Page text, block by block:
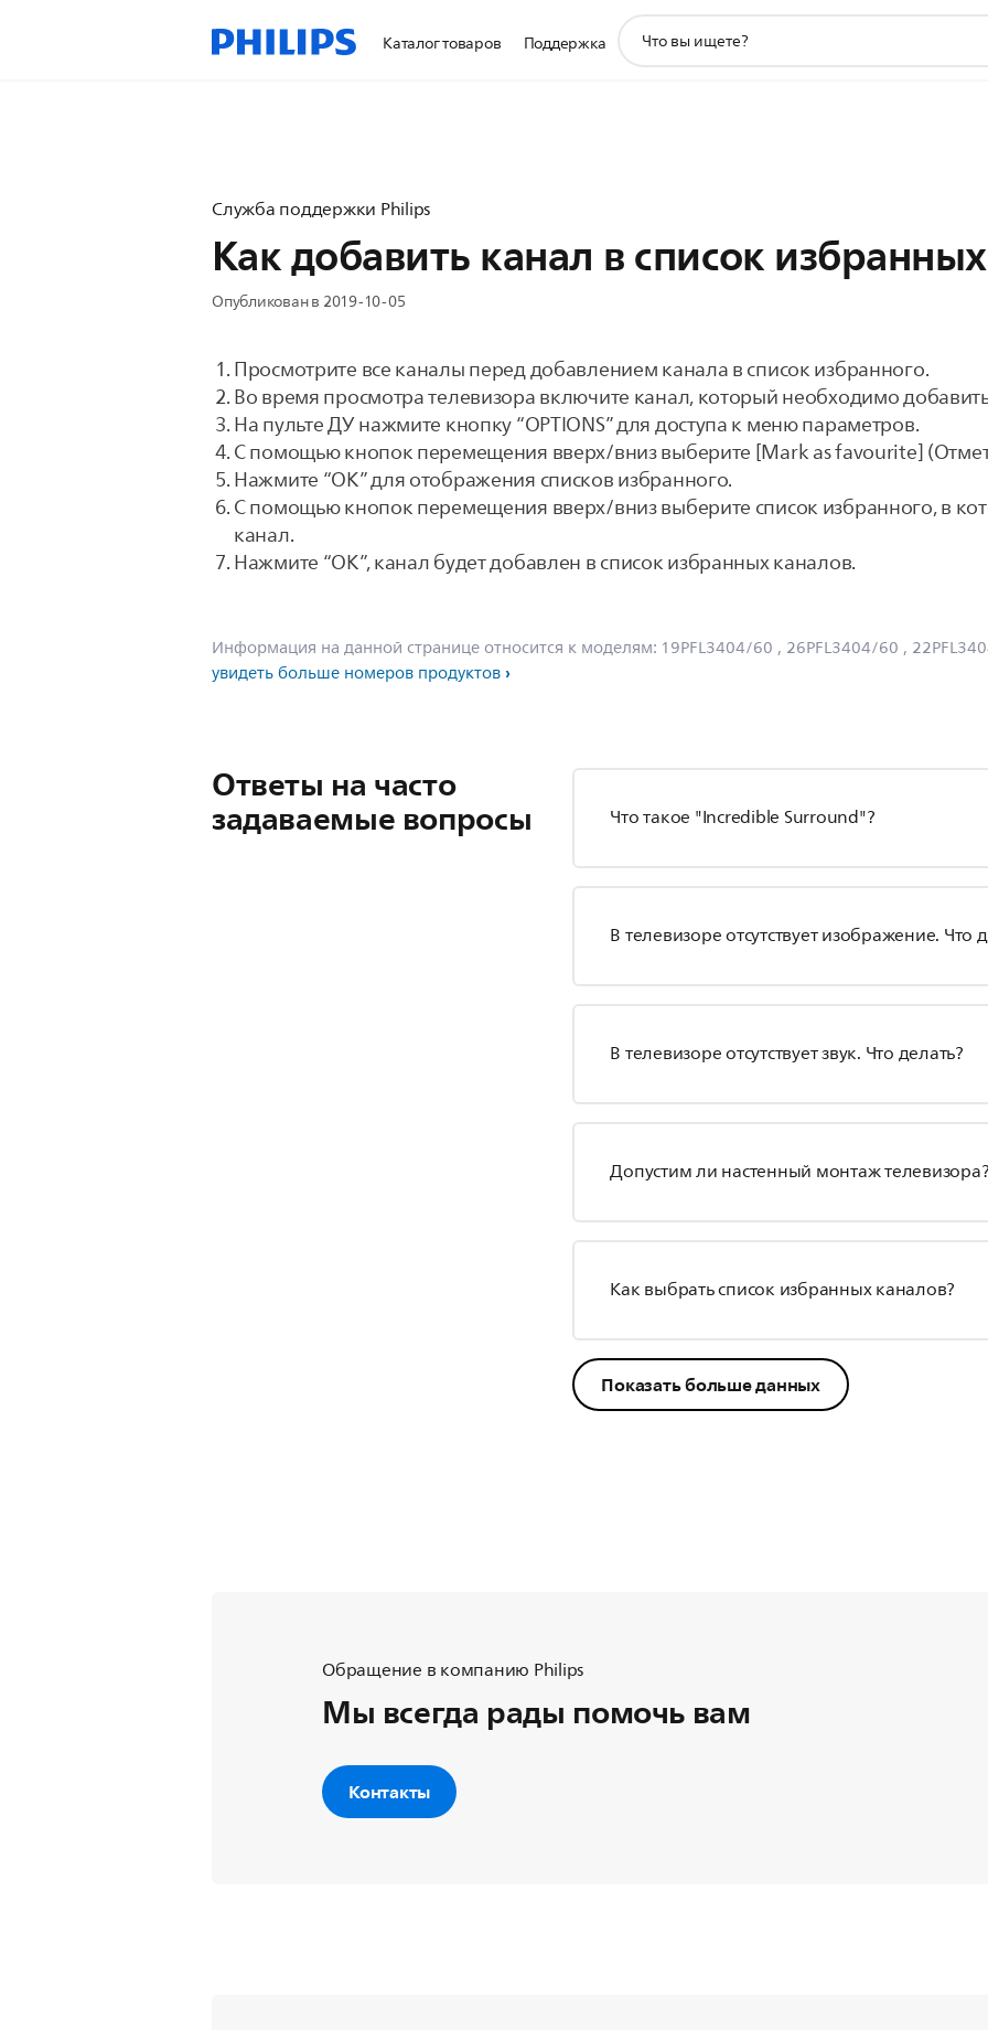
Каталог товаров Поддержка
поддержки
Служба поддержки Philips
Как добавить канал в список
Опубликован в 2019-10-05
Просмотрите все каналы перед добавлением канала в список избранного.
Во время просмотра телевизора включите канал, который необходимо
На пульте ДУ нажмите кнопку “OPTIONS” для доступа к меню параметров.
С помощью кнопок перемещения вверх/вниз выберите [Mark as favourite]
Нажмите “OK” для отображения списков избранного.
С помощью кнопок перемещения вверх/вниз выберите список избранного, в
канал.
Нажмите “OK”, канал будет добавлен в список избранных каналов.
Информация на данной странице относится к моделям: 19PFL3404/60 , 26PFL3404/60 ,
увидеть больше номеров продуктов
Ответы на часто
задаваемые вопросы Что такое "Incredible Surround"?
В телевизоре отсутствует изображение. Что
В телевизоре отсутствует звук. Что делать?
Допустим ли настенный монтаж
Как выбрать список избранных каналов?
Показать больше данных
Обращение в компанию Philips
Мы всегда рады помочь вам
Контакты